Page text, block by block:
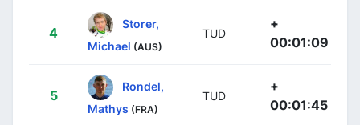
4
Storer,
Michael (AUS)
TUD
+
00:01:09
5
Rondel,
Mathys (FRA)
TUD
+
00:01:45